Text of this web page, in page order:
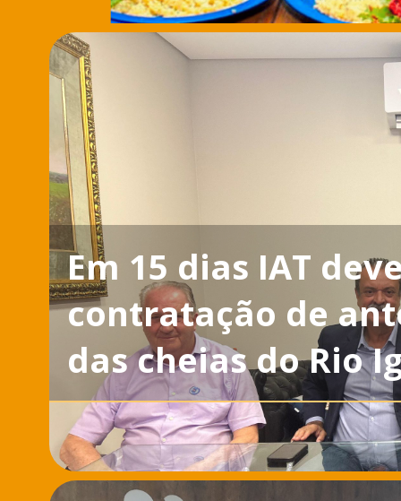
Em 15 dias IAT
contratação de
das cheias do Rio